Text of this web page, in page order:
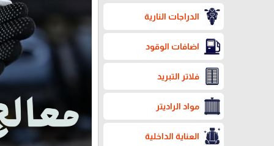
الدراجات النارية
اضافات الوقود
فلاتر التبريد
مواد الراديتر
العناية الداخلية